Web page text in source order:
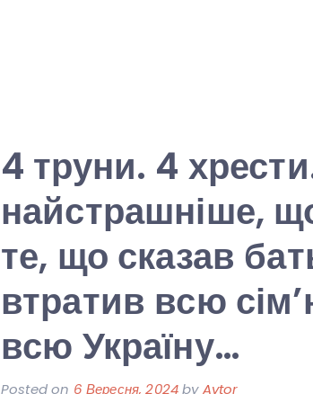
4 труни. 4
найстрашніше,
те, що сказав
втратив всю
всю Україну…
Posted on 6 Вересня, 2024byAvtor